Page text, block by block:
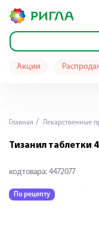
Акции
Главная Лекарственные
Тизанил таблетки
код товара: 4472077
По рецепту